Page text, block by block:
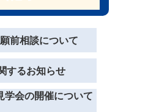
前相談について
するお知らせ
学会の開催について